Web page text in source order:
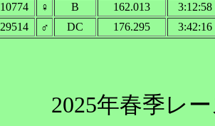
10774 ♀ B 162.013 3:12:58
29514 ♂ DC 176.295 3:42:16
2025年春季レ